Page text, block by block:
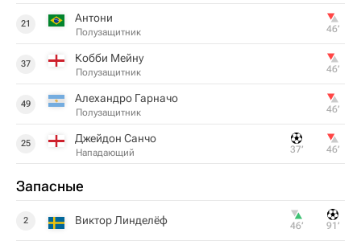
21 Антони
Полузащитник 46‎’‎
37 Кобби Мейну
Полузащитник 46‎’‎
49 Алехандро Гарначо
Полузащитник 46‎’‎
25 Джейдон Санчо
Нападающий 37‎’‎ 46‎’‎
Запасные
2 Виктор Линделёф 46‎’‎ 91‎’‎